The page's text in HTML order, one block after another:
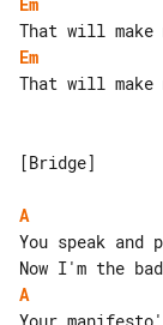
Em
That will make
[Bridge]
A
You speak and
A